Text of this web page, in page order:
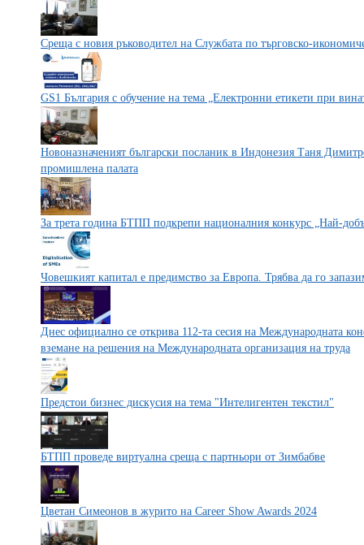
Среща с новия ръководител на Службата по търговско-
GS1 България с обучение на тема „Електронни етикети при
Новоназначеният български посланик в Индонезия Таня
промишлена палата
За трета година БТПП подкрепи националния конкурс „Най-
Човешкият капитал е предимство за Европа. Трябва да го
Днес официално се открива 112-та сесия на Международната
вземане на решения на Международната организация на труда
Предстои бизнес дискусия на тема "Интелигентен текстил"
БТПП проведе виртуална среща с партньори от Зимбабве
Цветан Симеонов в журито на Career Show Awards 2024